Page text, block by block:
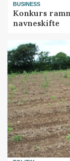
BUSINESS
Konkurs
navneskifte